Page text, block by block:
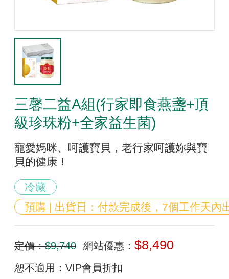
三馨二益A組(行家即食燕盞+頂
級珍珠粉+全家益生菌)
寵愛媽咪、呵護寶貝，老行家呵護妳與寶
貝的健康！
冷藏
預購 | 出貨日：付款完成後，7個工作天內
定價：$9,740 網站優惠： $8,490
恕不適用：VIP會員折扣